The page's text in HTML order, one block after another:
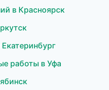
в Красноярск
работы в Уфа